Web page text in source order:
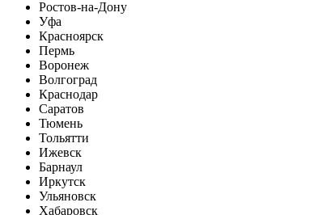
Ростов-на-Дону
Уфа
Красноярск
Пермь
Воронеж
Волгоград
Краснодар
Саратов
Тюмень
Тольятти
Ижевск
Барнаул
Иркутск
Ульяновск
Хабаровск